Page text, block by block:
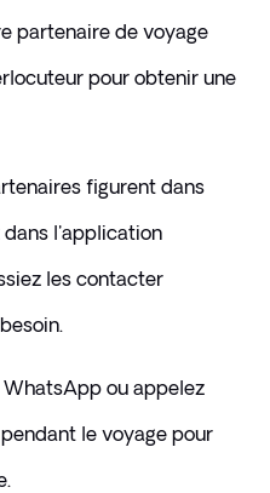
partenaire de voyage
pour obtenir une
figurent dans
l'application
les contacter
WhatsApp ou appelez
le voyage pour